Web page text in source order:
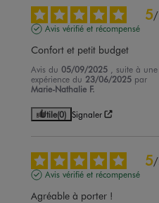
5/
Avis vérifié et récompensé
Confort et petit budget
Avis du05/09/2025
, suite à une
expérience du 23/06/2025 par
Marie-Nathalie F.
Utile(0) Signaler
5/
Avis vérifié et récompensé
Agréable à porter !